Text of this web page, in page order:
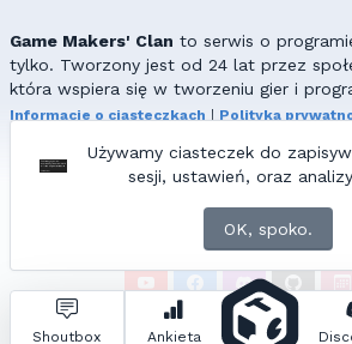
Używamy ciasteczek do
sesji, ustawień, oraz
OK, spoko.
Shoutbox Ankieta
Game Makers' Clan to serwis o
tylko. Tworzony jest od 24 lat przez
która wspiera się w tworzeniu gier i
Informacje o ciasteczkach
Polityka
Wszelkie prawa zastrzeżone. Kopiowanie
redakcji zabronione!
ZNAJDZIESZ NAS TAKŻE
Zapytań do bazy: 34• Czas